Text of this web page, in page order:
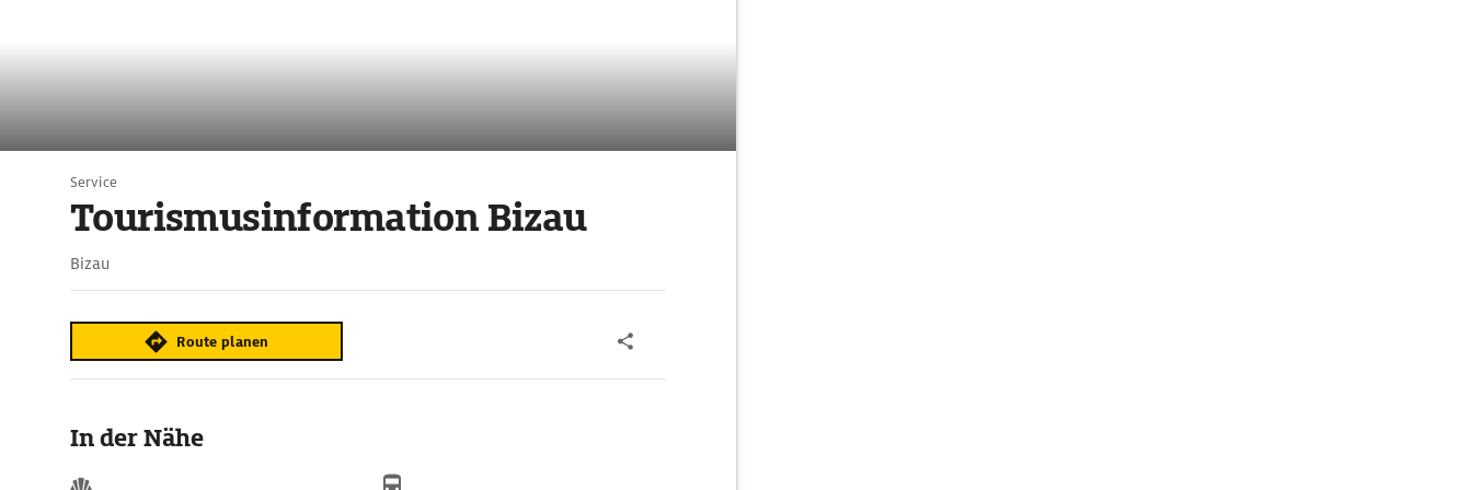
Service
Tourismusinformation Bizau
Bizau
Route planen
In der Nähe